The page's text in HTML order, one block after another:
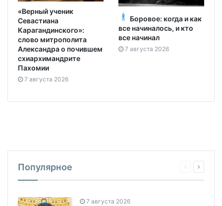
«Верный ученик
Севастиана
Карагандинского»:
слово митрополита
Александра о почившем
схиархимандрите
Пахомии
7 августа 2026
Боровое: когда и как
все начиналось, и кто
все начинал
7 августа 2026
Популярное
7 августа 2026